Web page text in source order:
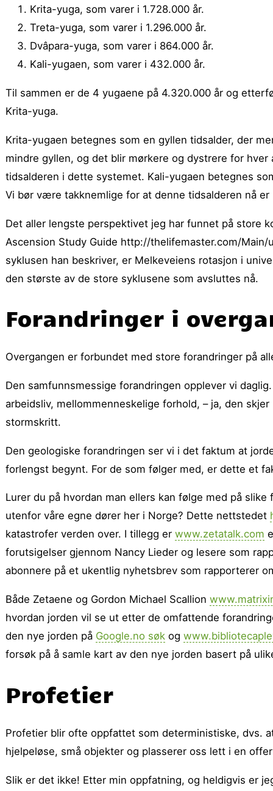
Krita-yuga, som varer i 1.728.000 år.
Treta-yuga, som varer i 1.296.000 år.
Dvâpara-yuga, som varer i 864.000 år.
Kali-yugaen, som varer i 432.000 år.
Til sammen er de 4 yugaene på 4.320.000 år og
Krita-yuga.
Krita-yugaen betegnes som en gyllen tidsalder, der
mindre gyllen, og det blir mørkere og dystrere for
tidsalderen i dette systemet. Kali-yugaen betegnes
Vi bør være takknemlige for at denne tidsalderen nå
Det aller lengste perspektivet jeg har funnet på store
Ascension Study Guide http://thelifemaster.com/
syklusen han beskriver, er Melkeveiens rotasjon i
den største av de store syklusene som avsluttes nå.
Forandringer i
Overgangen er forbundet med store forandringer på
Den samfunnsmessige forandringen opplever vi
arbeidsliv, mellommenneskelige forhold, – ja, den
stormskritt.
Den geologiske forandringen ser vi i det faktum at
forlengst begynt. For de som følger med, er dette et
Lurer du på hvordan man ellers kan følge med på
utenfor våre egne dører her i Norge? Dette nettstedet
katastrofer verden over. I tillegg er www.zetatalk.com
forutsigelser gjennom Nancy Lieder og lesere som
abonnere på et ukentlig nyhetsbrev som rapporterer
Både Zetaene og Gordon Michael Scallion
hvordan jorden vil se ut etter de omfattende
den nye jorden på Google.no søk og
forsøk på å samle kart av den nye jorden basert på
Profetier
Profetier blir ofte oppfattet som deterministiske, dvs.
hjelpeløse, små objekter og plasserer oss lett i en
Slik er det ikke! Etter min oppfatning, og heldigvis er